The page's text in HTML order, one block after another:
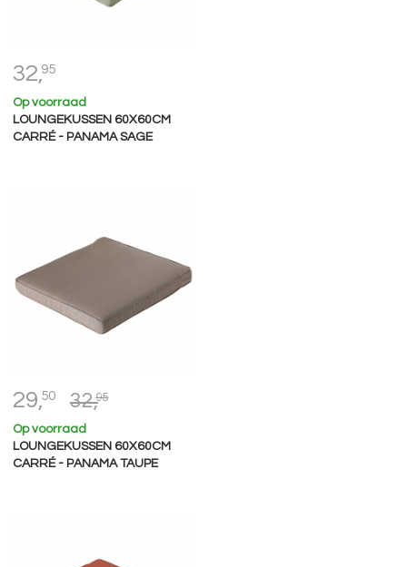
32,95
Op voorraad
LOUNGEKUSSEN 60X60CM
CARRÉ - PANAMA SAGE
29,50 32,95
Op voorraad
LOUNGEKUSSEN 60X60CM
CARRÉ - PANAMA TAUPE